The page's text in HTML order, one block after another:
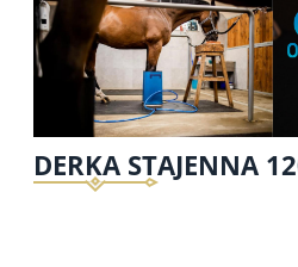
DERKA STAJENNA